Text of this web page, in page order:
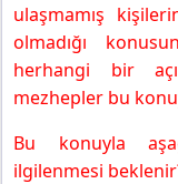
ulaşmamış
olmadığı
herhangi bir
mezhepler bu
Bu konuyla
ilgilenmesi